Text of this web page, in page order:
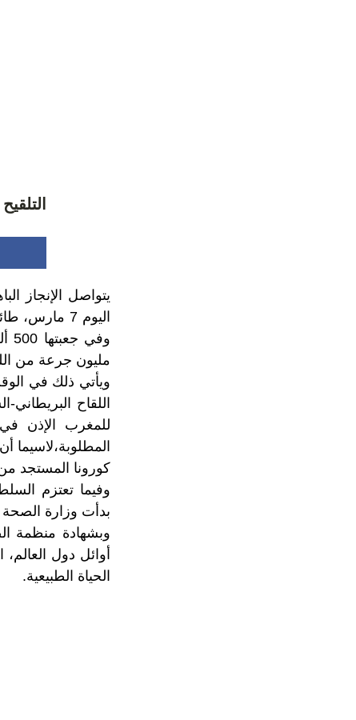
يتواصل الإنجاز
اليوم 7
مليون جرعة من اللقاح الصيني،
ويأتي ذلك في
اللقاح
للمغرب الإذن
المطلوبة،لاسيما
كورونا المستجد من سن 65 سنة وما فوق
بدأت وزارة الصحة
وبشهادة منظمة
أوائل دول
الحياة الطبيعية.